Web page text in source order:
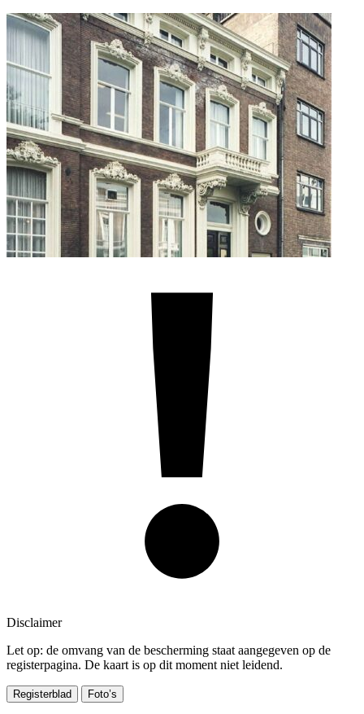
Disclaimer
Let op: de omvang van de bescherming staat aangegeven op de
registerpagina. De kaart is op dit moment niet leidend.
Registerblad Foto’s